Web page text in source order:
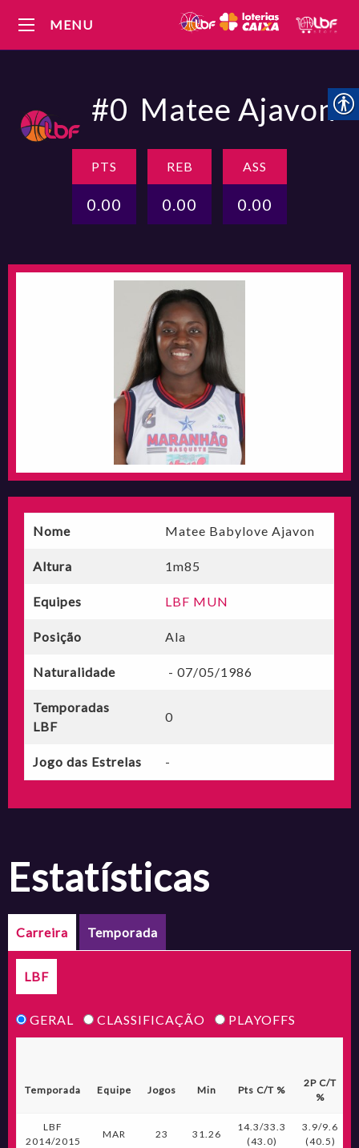
MENU
#0 Matee Ajavon
PTS
0.00
REB
0.00
ASS
0.00
Nome Matee Babylove Ajavon
Altura 1m85
Equipes LBF MUN
Posição Ala
Naturalidade - 07/05/1986
Temporadas
LBF
0
Jogo das Estrelas -
estatísticas
Carreira Temporada
LBF
GERAL CLASSIFICAÇÃO PLAYOFFS
Temporada Equipe Jogos Min Pts C/T %
2P C/T
%
LBF
2014/2015
MAR 23 31.26
14.3/33.3
(43.0)
3.9/9.6
(40.5)